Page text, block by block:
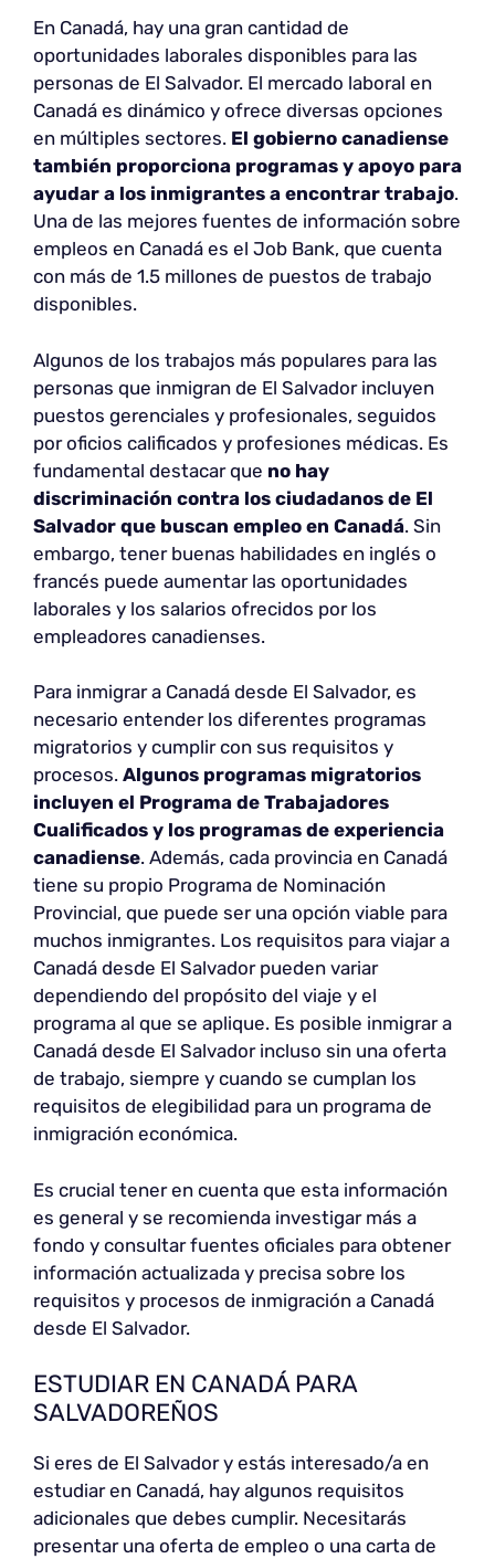
En Canadá, hay una gran cantidad de
oportunidades laborales disponibles para las
personas de El Salvador. El mercado laboral en
Canadá es dinámico y ofrece diversas opciones
en múltiples sectores. El gobierno canadiense
también proporciona programas y apoyo para
ayudar a los inmigrantes a encontrar trabajo.
Una de las mejores fuentes de información sobre
empleos en Canadá es el Job Bank, que cuenta
con más de 1.5 millones de puestos de trabajo
disponibles.
Algunos de los trabajos más populares para las
personas que inmigran de El Salvador incluyen
puestos gerenciales y profesionales, seguidos
por oficios calificados y profesiones médicas. Es
fundamental destacar que no hay
discriminación contra los ciudadanos de El
Salvador que buscan empleo en Canadá. Sin
embargo, tener buenas habilidades en inglés o
francés puede aumentar las oportunidades
laborales y los salarios ofrecidos por los
empleadores canadienses.
Para inmigrar a Canadá desde El Salvador, es
necesario entender los diferentes programas
migratorios y cumplir con sus requisitos y
procesos. Algunos programas migratorios
incluyen el Programa de Trabajadores
Cualificados y los programas de experiencia
canadiense. Además, cada provincia en Canadá
tiene su propio Programa de Nominación
Provincial, que puede ser una opción viable para
muchos inmigrantes. Los requisitos para viajar a
Canadá desde El Salvador pueden variar
dependiendo del propósito del viaje y el
programa al que se aplique. Es posible inmigrar a
Canadá desde El Salvador incluso sin una oferta
de trabajo, siempre y cuando se cumplan los
requisitos de elegibilidad para un programa de
inmigración económica.
Es crucial tener en cuenta que esta información
es general y se recomienda investigar más a
fondo y consultar fuentes oficiales para obtener
información actualizada y precisa sobre los
requisitos y procesos de inmigración a Canadá
desde El Salvador.
ESTUDIAR EN CANADÁ PARA
SALVADOREÑOS
Si eres de El Salvador y estás interesado/a en
estudiar en Canadá, hay algunos requisitos
adicionales que debes cumplir. Necesitarás
presentar una oferta de empleo o una carta de